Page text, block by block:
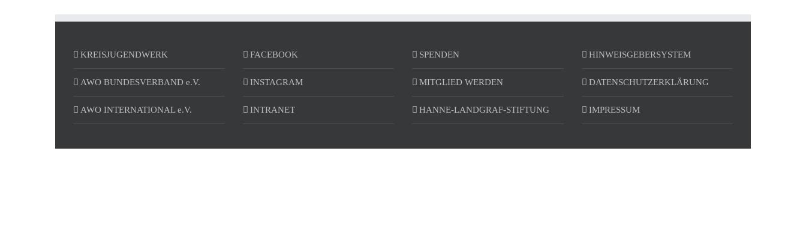
KREISJUGENDWERK
AWO BUNDESVERBAND e.V.
AWO INTERNATIONAL e.V.
FACEBOOK
INSTAGRAM
INTRANET
SPENDEN
MITGLIED WERDEN
HANNE-LANDGRAF-STIFTUNG
HINWEISGEBERSYSTEM
DATENSCHUTZERKLÄRUNG
IMPRESSUM